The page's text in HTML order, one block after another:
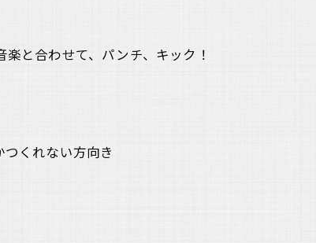
と合わせて、パンチ、キック！
くれない方向き